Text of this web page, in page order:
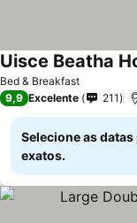
Bed & Breakfast
Uisce Beatha
9,9 Excelente 211
Selecione as
exatos.